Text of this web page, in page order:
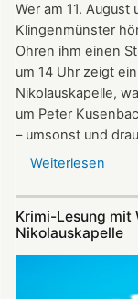
Wer am 11.
Klingenmünster
Ohren ihm einen
um 14 Uhr zeigt
Nikolauskapelle,
um Peter
– umsonst und
Weiterlesen
der
Krimi-Lesung mit
Nikolauskapelle